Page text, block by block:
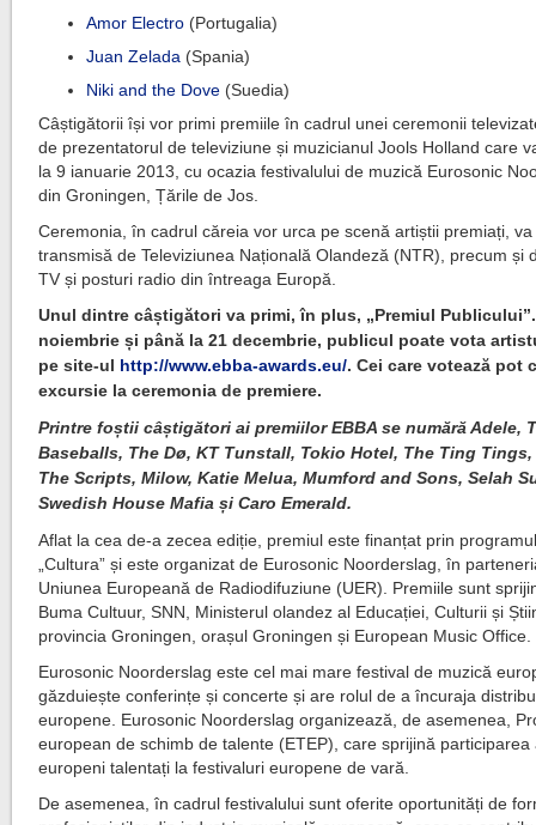
Amor Electro (Portugalia)
Juan Zelada (Spania)
Niki and the Dove (Suedia)
Câștigătorii își vor primi premiile în cadrul unei ceremonii
de prezentatorul de televiziune și muzicianul Jools Holland care
la 9 ianuarie 2013, cu ocazia festivalului de muzică Eurosonic
din Groningen, Țările de Jos.
Ceremonia, în cadrul căreia vor urca pe scenă artiștii premiați, va
transmisă de Televiziunea Națională Olandeză (NTR), precum și
TV și posturi radio din întreaga Europă.
Unul dintre câștigători va primi, în plus, „Premiul
noiembrie și până la 21 decembrie, publicul poate vota
pe site-ul http://www.ebba-awards.eu/. Cei care votează pot
excursie la ceremonia de premiere.
Printre foștii câștigători ai premiilor EBBA se numără Adele,
Baseballs, The Dø, KT Tunstall, Tokio Hotel, The Ting
The Scripts, Milow, Katie Melua, Mumford and Sons, Selah
Swedish House Mafia și Caro Emerald.
Aflat la cea de-a zecea ediție, premiul este finanțat prin
„Cultura” și este organizat de Eurosonic Noorderslag, în
Uniunea Europeană de Radiodifuziune (UER). Premiile sunt
Buma Cultuur, SNN, Ministerul olandez al Educației, Culturii și
provincia Groningen, orașul Groningen și European Music Office.
Eurosonic Noorderslag este cel mai mare festival de muzică
găzduiește conferințe și concerte și are rolul de a încuraja
europene. Eurosonic Noorderslag organizează, de asemenea,
european de schimb de talente (ETEP), care sprijină participarea
europeni talentați la festivaluri europene de vară.
De asemenea, în cadrul festivalului sunt oferite oportunități de